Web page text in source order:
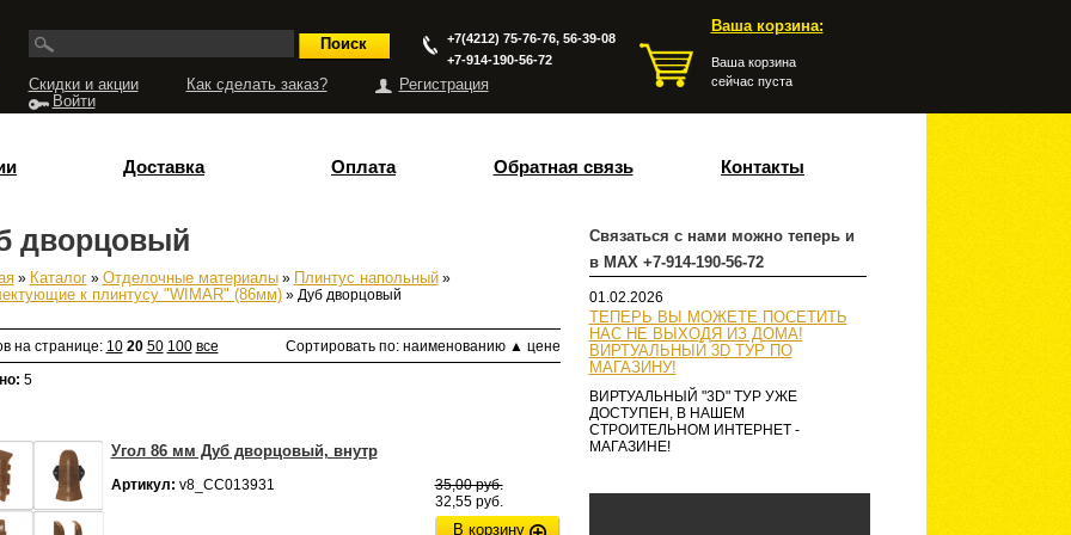
Ваша корзина:
Ваша корзина
сейчас пуста
+7(4212) 75-76-76, 56-39-08
+7-914-190-56-72
Скидки и акции Как сделать заказ?
Регистрация
Войти
Доставка Оплата Обратная связь Контакты
Связаться с нами можно теперь и
в MAX +7-914-190-56-72
01.02.2026
ТЕПЕРЬ ВЫ МОЖЕТЕ ПОСЕТИТЬ
НАС НЕ ВЫХОДЯ ИЗ ДОМА!
ВИРТУАЛЬНЫЙ 3D ТУР ПО
МАГАЗИНУ!
ВИРТУАЛЬНЫЙ "3D" ТУР УЖЕ
ДОСТУПЕН, В НАШЕМ
СТРОИТЕЛЬНОМ ИНТЕРНЕТ -
МАГАЗИНЕ!
дворцовый
» Каталог» Отделочные материалы» Плинтус напольный»
к плинтусу "WIMAR" (86мм)» Дуб дворцовый
на странице: 10 20 50 100 все Сортировать по: наименованию ▲ цене
5
Угол 86 мм Дуб дворцовый, внутр
Артикул: v8_СС013931
35,00 руб.
32,55 руб.
В корзину